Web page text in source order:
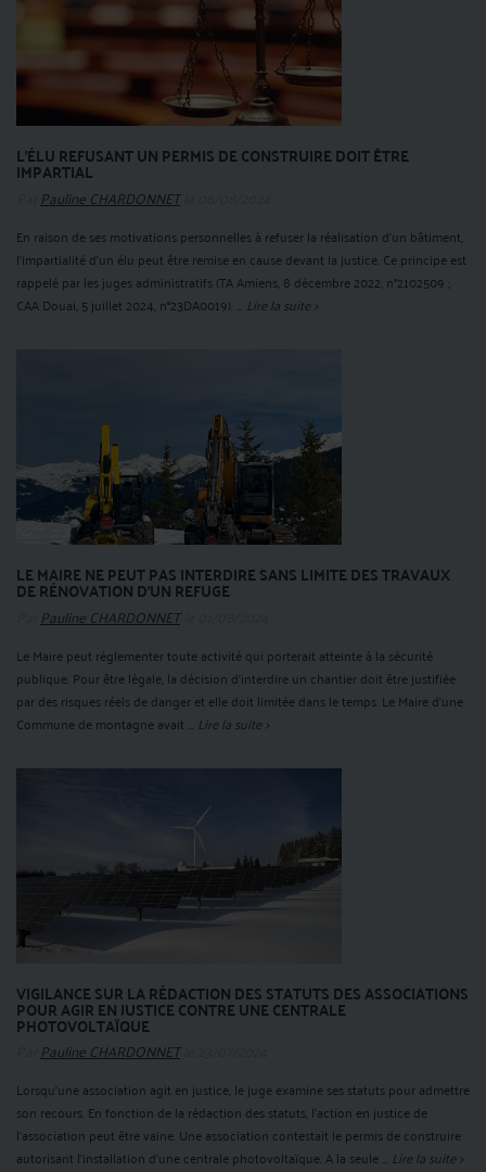
L’ÉLU REFUSANT UN PERMIS DE CONSTRUIRE DOIT ÊTRE
IMPARTIAL
Pauline CHARDONNETle 06/08/2024
En raison de ses motivations personnelles à refuser la réalisation d’un bâtiment,
l’impartialité d’un élu peut être remise en cause devant la justice. Ce principe est
rappelé par les juges administratifs (TA Amiens, 8 décembre 2022, n°2102509 ;
CAA Douai, 5 juillet 2024, n°23DA0019). ... Lire la suite >
LE MAIRE NE PEUT PAS INTERDIRE SANS LIMITE DES TRAVAUX
DE RÉNOVATION D’UN REFUGE
Pauline CHARDONNETle 01/08/2024
Le Maire peut réglementer toute activité qui porterait atteinte à la sécurité
publique. Pour être légale, la décision d'interdire un chantier doit être justifiée
par des risques réels de danger et elle doit limitée dans le temps. Le Maire d'une
Commune de montagne avait ... Lire la suite >
VIGILANCE SUR LA RÉDACTION DES STATUTS DES ASSOCIATIONS
POUR AGIR EN JUSTICE CONTRE UNE CENTRALE
PHOTOVOLTAÏQUE
Pauline CHARDONNETle 23/07/2024
Lorsqu’une association agit en justice, le juge examine ses statuts pour admettre
son recours. En fonction de la rédaction des statuts, l'action en justice de
l’association peut être vaine. Une association contestait le permis de construire
autorisant l’installation d’une centrale photovoltaïque. A la seule ... Lire la suite >